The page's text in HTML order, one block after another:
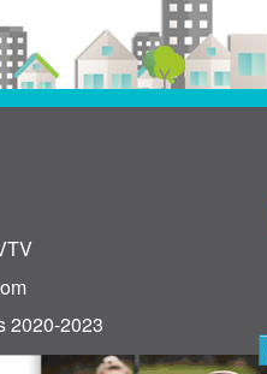
2020-2023